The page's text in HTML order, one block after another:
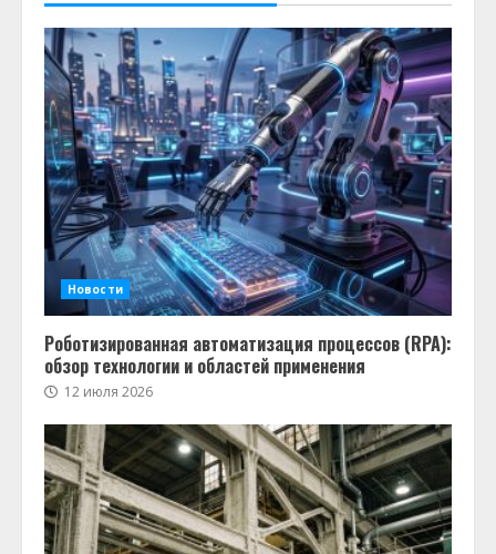
Новости
Роботизированная автоматизация процессов (RPA):
обзор технологии и областей применения
12 июля 2026